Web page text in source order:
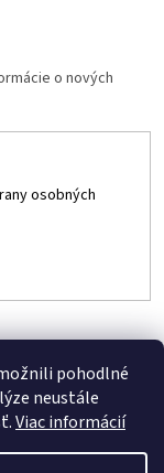
pohodlné
neustále
Viac informácií
o nových
osobných